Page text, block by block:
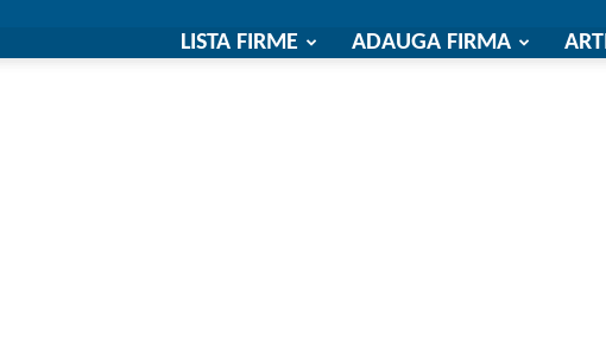
LISTA FIRME ADAUGA FIRMA